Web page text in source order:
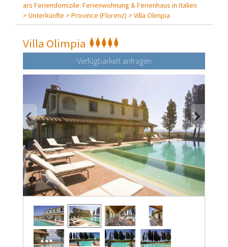
ars Feriendomizile: Ferienwohnung & Ferienhaus in Italien
> Unterkünfte > Province (Florenz) > Villa Olimpia
Villa Olimpia
Verfügbarkeit anfragen